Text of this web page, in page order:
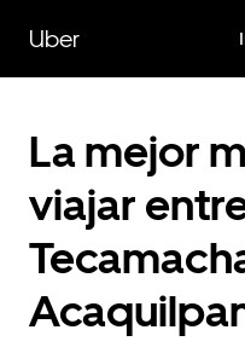
contenido
principal
Uber
La mejor
viajar